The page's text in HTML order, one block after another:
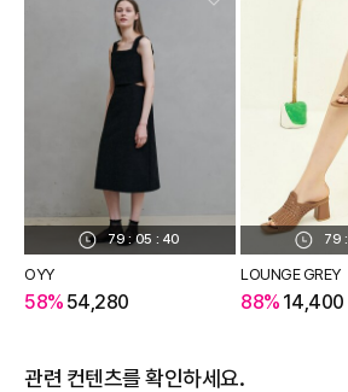
79 : 05 : 40
OYY
58% 54,280
79 :
LOUNGE GREY
88% 14,400
관련 컨텐츠를 확인하세요.